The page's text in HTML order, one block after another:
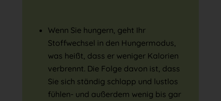
Wenn Sie hungern, geht Ihr
Stoffwechsel in den Hungermodus,
was heißt, dass er weniger Kalorien
verbrennt. Die Folge davon ist, dass
Sie sich ständig schlapp und lustlos
fühlen- und außerdem wenig bis gar